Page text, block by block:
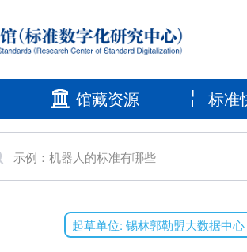
馆藏资源 标准
起草单位: 锡林郭勒盟大数据中心